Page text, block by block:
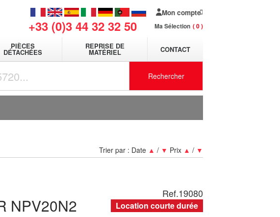
+33 (0)3 44 32 32 50
Mon compte
Ma Sélection 0
PIÈCES
DÉTACHÉES
REPRISE DE
MATÉRIEL CONTACT
Rechercher
Trier par : Date ▲ / ▼ Prix ▲ / ▼
NPV20N2
Ref.19080
Location courte durée